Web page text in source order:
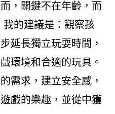
，關鍵不在年齡，而
的建議是：觀察孩
延長獨立玩耍時間，
環境和合適的玩具。
需求，建立安全感，
戲的樂趣，並從中獲